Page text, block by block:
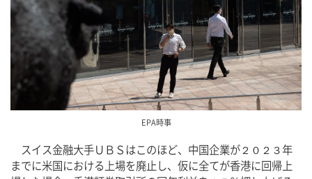
EPA時事
スイス金融大手ＵＢＳはこのほど、中国企業が２０２３年
までに米国における上場を廃止し、仮に全てが香港に回帰上